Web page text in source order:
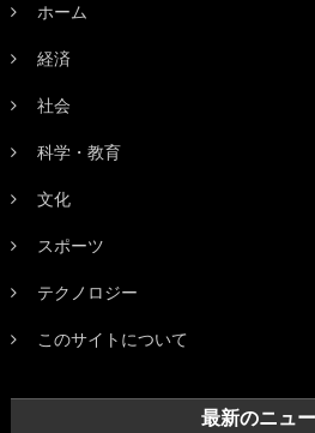
ホーム
経済
社会
科学・教育
文化
スポーツ
テクノロジー
このサイトについて
最新のニュ